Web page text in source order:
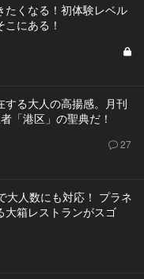
たくなる！初体験レベル
にある！
する大人の高揚感。月刊
「港区」の聖典だ！
27
大人数にも対応！ プラネ
大箱レストランがスゴ